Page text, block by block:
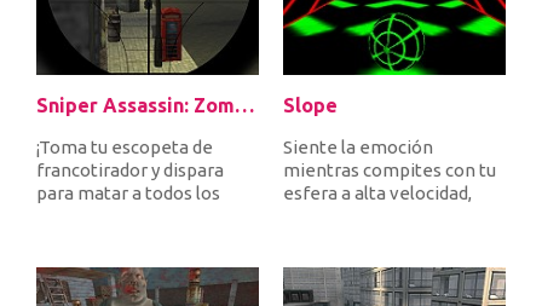
Sniper Assassin: Zombies
¡Toma tu escopeta de
francotirador y dispara
para matar a todos los
Slope
Siente la emoción
mientras compites con tu
esfera a alta velocidad,